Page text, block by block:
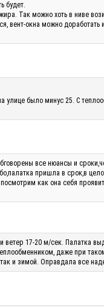
будет.
Так можно хоть в ниве
вент-окна можно
улице было минус 25. С
все нюансы и
пришла в срок,в
как она себя
ветер 17-20 м/сек. Палатка
даже при
и зимой. Оправдала все